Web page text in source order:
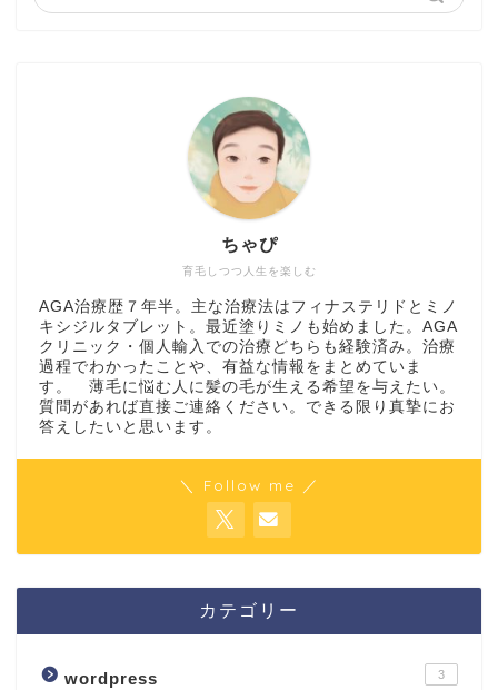
育毛しつつ人生を楽しむ
ちゃぴ
AGA治療歴７年半。主な治療法はフィナステリドとミノ
キシジルタブレット。最近塗りミノも始めました。AGA
クリニック・個人輸入での治療どちらも経験済み。治療
過程でわかったことや、有益な情報をまとめていま
す。 薄毛に悩む人に髪の毛が生える希望を与えたい。
質問があれば直接ご連絡ください。できる限り真摯にお
答えしたいと思います。
＼ Follow me ／
カテゴリー
wordpress 3